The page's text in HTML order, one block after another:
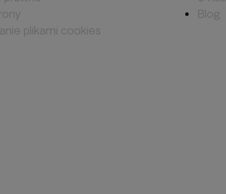
plikami cookies
Blog